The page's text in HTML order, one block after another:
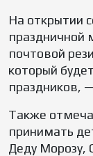
На открытии
праздничной
почтовой
который
праздников,
Также
принимать
Деду Морозу,